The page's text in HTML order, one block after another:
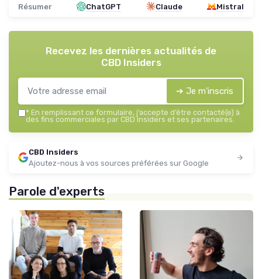
Résumer ChatGPT Claude Mistral
Recevez les dernières actualités de
CBD Insiders
➔ Je m'inscris
* En remplissant ce formulaire, j’accepte d’être contacté(e) à
des fins commerciales par CBD Insiders et ses partenaires.
CBD Insiders
Ajoutez-nous à vos sources préférées sur Google
Parole d'experts